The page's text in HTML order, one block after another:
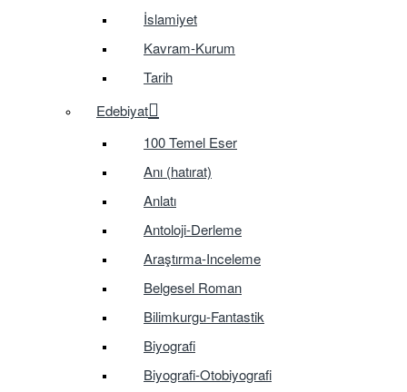
İslamiyet
Kavram-Kurum
Tarih
Edebiyat
100 Temel Eser
Anı (hatırat)
Anlatı
Antoloji-Derleme
Araştırma-Inceleme
Belgesel Roman
Bilimkurgu-Fantastik
Biyografi
Biyografi-Otobiyografi